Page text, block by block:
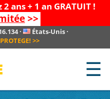
ans + 1 an GRATUIT !
>>
· États-Unis ·
>>
☰